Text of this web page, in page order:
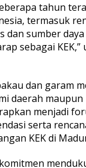
tahun
termasuk
dan sumber
sebagai KEK,”
dan garam
daerah maupun
menjadi
serta
KEK di